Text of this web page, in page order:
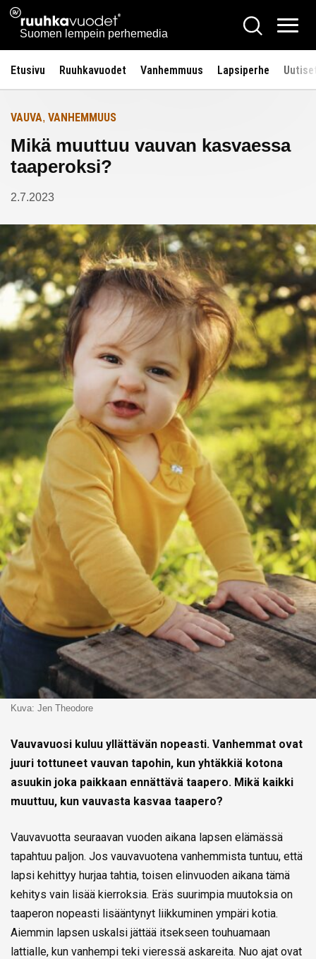
Siirry
sisältöön
Ruuhkavuodet.fi
Suomen lempein perhemedia
Hae
Etusivu Ruuhkavuodet Vanhemmuus Lapsiperhe
Etusivulle
VAUVA, VANHEMMUUS
Mikä muuttuu vauvan kasvaessa
taaperoksi?
2.7.2023
Kuva: Jen Theodore
Vauvavuosi kuluu yllättävän nopeasti. Vanhemmat ovat
juuri tottuneet vauvan tapohin, kun yhtäkkiä kotona
asuukin joka paikkaan ennättävä taapero. Mikä kaikki
muuttuu, kun vauvasta kasvaa taapero?
Vauvavuotta seuraavan vuoden aikana lapsen elämässä
tapahtuu paljon. Jos vauvavuotena vanhemmista tuntuu, että
lapsi kehittyy hurjaa tahtia, toisen elinvuoden aikana tämä
kehitys vain lisää kierroksia. Eräs suurimpia muutoksia on
taaperon nopeasti lisääntynyt liikkuminen ympäri kotia.
Aiemmin lapsen uskalsi jättää itsekseen touhuamaan
lattialle, kun vanhempi teki vieressä askareita. Nuo ajat ovat